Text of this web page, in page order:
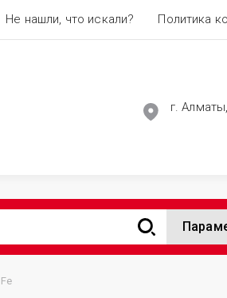
Не нашли, что искали? Политика
г.